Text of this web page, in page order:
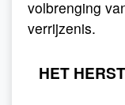
volbrenging
verrijzenis.
HET